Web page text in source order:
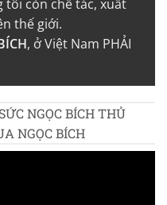
còn chế tác, xuất
thế giới.
, ở Việt Nam PHẢI
NGỌC BÍCH THỦ
NGỌC BÍCH